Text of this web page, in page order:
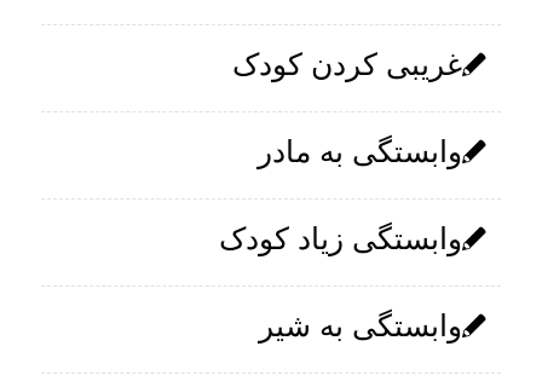
غریبی کردن کودک
وابستگی به مادر
وابستگی زیاد کودک
وابستگی به شیر